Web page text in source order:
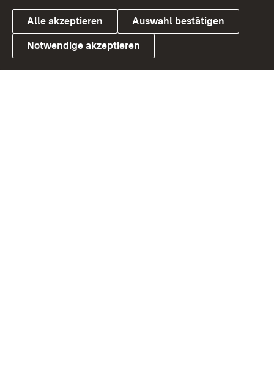
Link zum Landesportal
Alle akzeptieren Auswahl bestätigen
Notwendige akzeptieren